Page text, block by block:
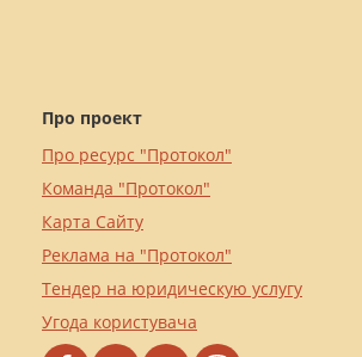
Про проект
Про ресурс "Протокол"
Команда "Протокол"
Карта Сайту
Реклама на "Протокол"
Тендер на юридическую услугу
Угода користувача